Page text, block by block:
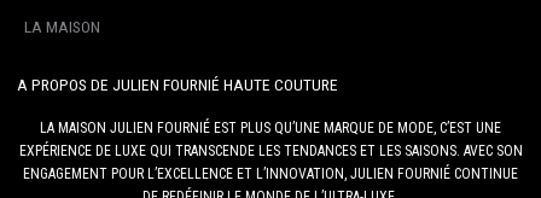
LA MAISON
A PROPOS DE JULIEN FOURNIÉ HAUTE COUTURE
LA MAISON JULIEN FOURNIÉ EST PLUS QU’UNE MARQUE DE MODE, C’EST UNE
EXPÉRIENCE DE LUXE QUI TRANSCENDE LES TENDANCES ET LES SAISONS. AVEC SON
ENGAGEMENT POUR L’EXCELLENCE ET L’INNOVATION, JULIEN FOURNIÉ CONTINUE